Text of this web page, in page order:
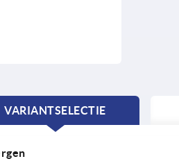
VARIANTSELECTIE
CURRENT
CURRENT